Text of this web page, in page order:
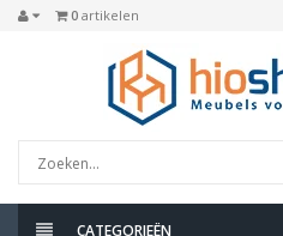
0 artikelen
CATEGORIEËN